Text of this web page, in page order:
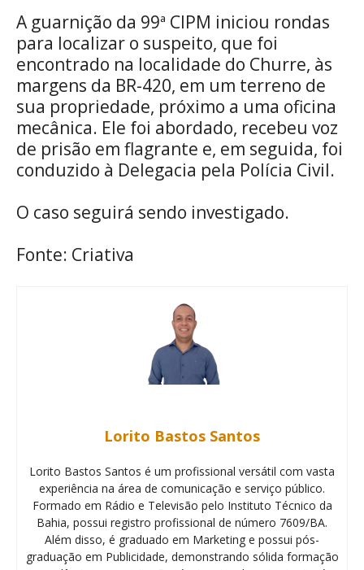
A guarnição da 99ª CIPM iniciou rondas
para localizar o suspeito, que foi
encontrado na localidade do Churre, às
margens da BR-420, em um terreno de
sua propriedade, próximo a uma oficina
mecânica. Ele foi abordado, recebeu voz
de prisão em flagrante e, em seguida, foi
conduzido à Delegacia pela Polícia Civil.
O caso seguirá sendo investigado.
Fonte: Criativa
Lorito Bastos Santos
Lorito Bastos Santos é um profissional versátil com vasta
experiência na área de comunicação e serviço público.
Formado em Rádio e Televisão pelo Instituto Técnico da
Bahia, possui registro profissional de número 7609/BA.
Além disso, é graduado em Marketing e possui pós-
graduação em Publicidade, demonstrando sólida formação